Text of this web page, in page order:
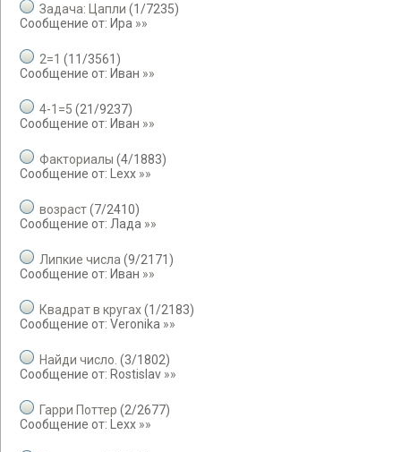
Задача: Цапли (1 /7235)
Сообщение от: Ира »»
2=1 (11 /3561 )
Сообщение от: Иван »»
4-1=5 (21 /9237)
Сообщение от: Иван »»
Факториалы (4/1883)
Сообщение от:
Lexx »»
возраст(7/2410)
Сообщение от: Лада »»
Липкие числа (9/2171 )
Сообщение от: Иван »»
Квадрат в кругах(1 /2183)
Сообщение от: Veronika »»
Найди число. (3/1802)
Сообщение от: Rostislav »»
Гарри Поттер (2/2677)
Сообщение от:
Lexx »»